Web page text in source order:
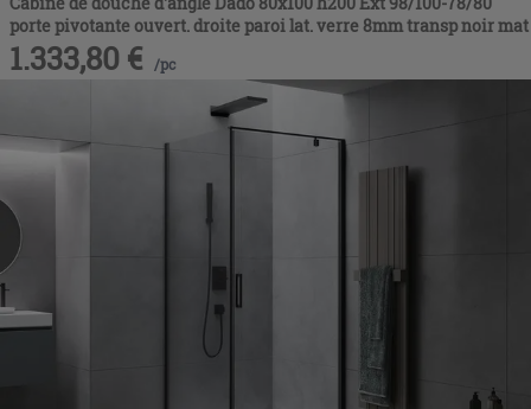
porte pivotante ouvert. droite paroi lat. verre 8mm transp noir mat
1.333,80 € /pc